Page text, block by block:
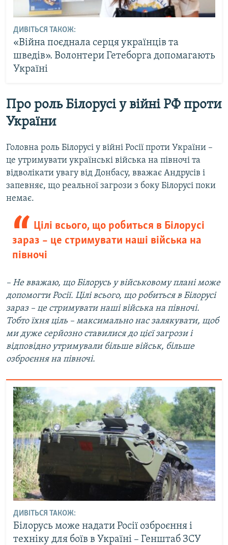
ДИВІТЬСЯ ТАКОЖ:
«Війна поєднала серця українців та
шведів». Волонтери Гетеборга допомагають
Україні
Про роль Білорусі у війні РФ проти
України
Головна роль Білорусі у війні Росії проти України –
це утримувати українські війська на півночі та
відволікати увагу від Донбасу, вважає Андрусів і
запевняє, що реальної загрози з боку Білорусі поки
немає.
Цілі всього, що робиться в Білорусі
зараз – це стримувати наші війська на
півночі
– Не вважаю, що Білорусь у військовому плані може
допомогти Росії. Цілі всього, що робиться в Білорусі
зараз – це стримувати наші війська на півночі.
Тобто їхня ціль – максимально нас залякувати, щоб
ми дуже серйозно ставилися до цієї загрози і
відповідно утримували більше військ, більше
озброєння на півночі.
ДИВІТЬСЯ ТАКОЖ:
Білорусь може надати Росії озброєння і
техніку для боїв в Україні – Генштаб ЗСУ